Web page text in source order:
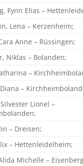
Fynn Elias –
Lena – Kerzenheim;
Anne – Rüssingen;
Niklas – Bolanden;
–
–
Lionel –
– Dreisen;
– Hettenleidelheim;
Michelle –